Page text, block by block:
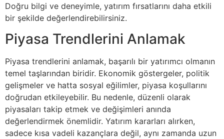
Doğru bilgi ve deneyimle, yatırım fırsatlarını daha etkili
bir şekilde değerlendirebilirsiniz.
Piyasa Trendlerini Anlamak
Piyasa trendlerini anlamak, başarılı bir yatırımcı olmanın
temel taşlarından biridir. Ekonomik göstergeler, politik
gelişmeler ve hatta sosyal eğilimler, piyasa koşullarını
doğrudan etkileyebilir. Bu nedenle, düzenli olarak
piyasaları takip etmek ve değişimleri anında
değerlendirmek önemlidir. Yatırım kararları alırken,
sadece kısa vadeli kazançlara değil, aynı zamanda uzun